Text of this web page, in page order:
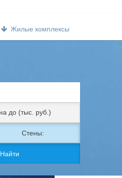
Жилые комплексы
Стены:
Найти